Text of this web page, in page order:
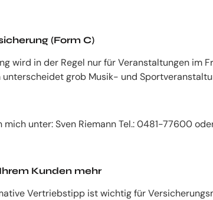
(Form C)
wird in der Regel nur für Veranstaltungen im
unterscheidet grob Musik- und
mich unter: Sven Riemann Tel.: 0481-77600
Kunden mehr
Vertriebstipp ist wichtig für